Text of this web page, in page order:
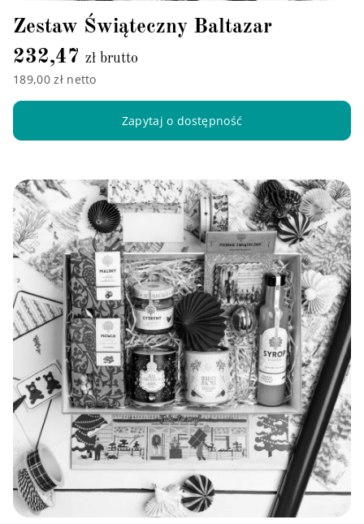
Zestaw Świąteczny Baltazar
232,47 zł brutto
189,00 zł netto
Zapytaj o dostępność